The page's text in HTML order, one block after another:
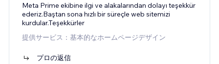
Meta Prime ekibine ilgi ve alakalarından dolayı teşekkür
ederiz.Baştan sona hızlı bir süreçle web sitemizi
kurdular.Teşekkürler
提供サービス：基本的なホームページデザイン
プロの返信